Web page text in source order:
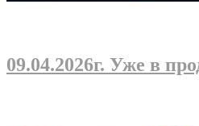
09.04.2026г. Уже в